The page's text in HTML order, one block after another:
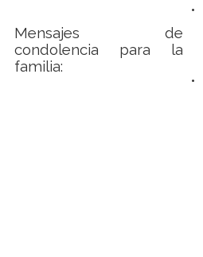
Mensajes de
condolencia para la
familia:
•
•